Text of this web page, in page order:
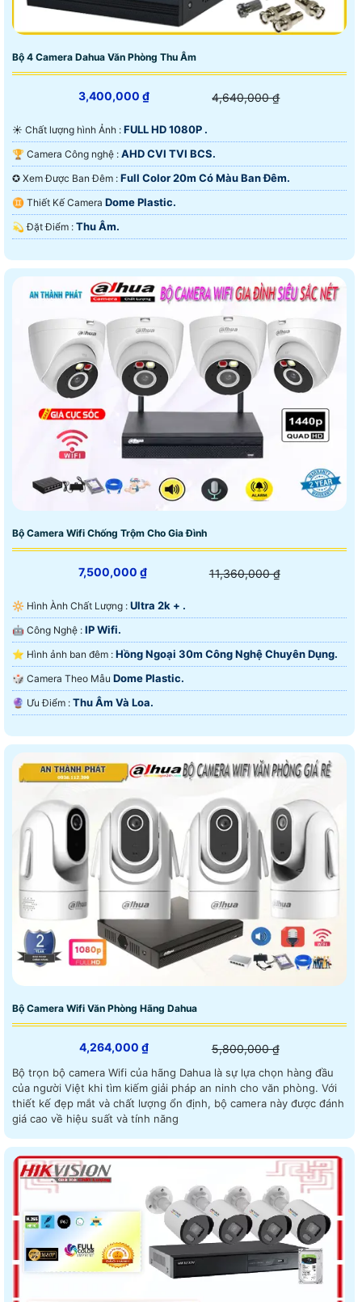
Bộ 4 Camera Dahua Văn Phòng Thu Âm
3,400,000 ₫ 4,640,000 ₫
☀️ Chất lượng hình Ảnh : FULL HD 1080P .
🏆 Camera Công nghệ : AHD CVI TVI BCS.
✪ Xem Được Ban Đêm : Full Color 20m Có Màu Ban Ðêm.
♊ Thiết Kế Camera Dome Plastic.
️💫 Đặt Điểm : Thu Âm.
Bộ Camera Wifi Chống Trộm Cho Gia Đình
7,500,000 ₫ 11,360,000 ₫
🔆 Hình Ành Chất Lượng : Ultra 2k + .
🤖️ Công Nghệ : IP Wifi.
⭐ Hình ảnh ban đêm : Hồng Ngoại 30m Công Nghệ Chuyên Dụng.
🎲 Camera Theo Mẫu Dome Plastic.
️🔮 Ưu Điểm : Thu Âm Và Loa.
Bộ Camera Wifi Văn Phòng Hãng Dahua
4,264,000 ₫ 5,800,000 ₫
Bộ trọn bộ camera Wifi của hãng Dahua là sự lựa chọn hàng đầu
của người Việt khi tìm kiếm giải pháp an ninh cho văn phòng. Với
thiết kế đẹp mắt và chất lượng ổn định, bộ camera này được đánh
giá cao về hiệu suất và tính năng